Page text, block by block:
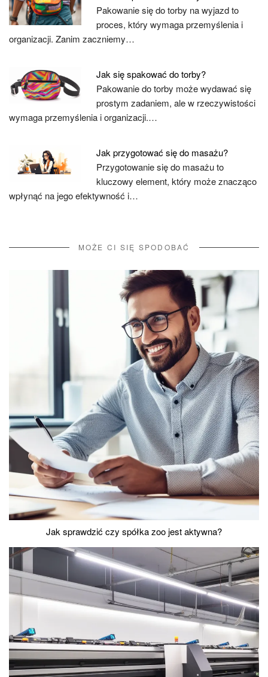
Pakowanie się do torby na wyjazd to
proces, który wymaga przemyślenia i
organizacji. Zanim zaczniemy…
Jak się spakować do torby?
Pakowanie do torby może wydawać się
prostym zadaniem, ale w rzeczywistości
wymaga przemyślenia i organizacji.…
Jak przygotować się do masażu?
Przygotowanie się do masażu to
kluczowy element, który może znacząco
wpłynąć na jego efektywność i…
MOŻE CI SIĘ SPODOBAĆ
Jak sprawdzić czy spółka zoo jest aktywna?